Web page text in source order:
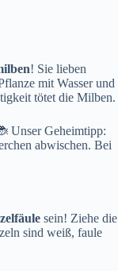
! Sie lieben
mit Wasser und
tötet die Milben.
Unser Geheimtipp:
abwischen. Bei
sein! Ziehe die
sind weiß, faule